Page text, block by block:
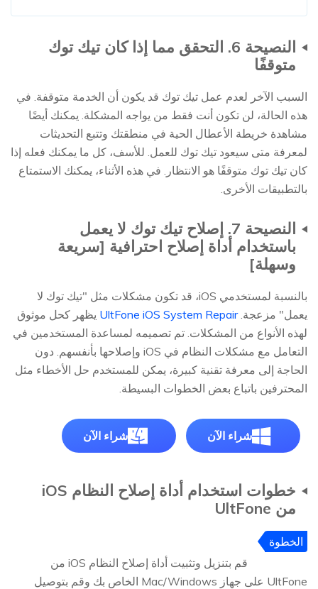
النصيحة 6. التحقق مما إذا كان تيك توك
متوقفًا
السبب الآخر لعدم عمل تيك توك قد يكون أن الخدمة متوقفة. في
هذه الحالة، لن تكون أنت فقط من يواجه المشكلة. يمكنك أيضًا
مشاهدة خريطة الأعطال الحية في منطقتك وتتبع التحديثات
لمعرفة متى سيعود تيك توك للعمل. للأسف، كل ما يمكنك فعله إذا
كان تيك توك متوقفًا هو الانتظار. في هذه الأثناء، يمكنك الاستمتاع
بالتطبيقات الأخرى.
النصيحة 7. إصلاح تيك توك لا يعمل
باستخدام أداة إصلاح احترافية [سريعة
وسهلة]
بالنسبة لمستخدمي iOS، قد تكون مشكلات مثل "تيك توك لا
يعمل" مزعجة.UltFone iOS System Repair يظهر كحل موثوق
لهذه الأنواع من المشكلات. تم تصميمه لمساعدة المستخدمين في
التعامل مع مشكلات النظام في iOS وإصلاحها بأنفسهم. دون
الحاجة إلى معرفة تقنية كبيرة، يمكن للمستخدم حل الأخطاء مثل
المحترفين باتباع بعض الخطوات البسيطة.
شراء الآن شراء الآن
خطوات استخدام أداة إصلاح النظام iOS
من UltFone
الخطوة
قم بتنزيل وتثبيت أداة إصلاح النظام iOS من
UltFone على جهاز Mac/Windows الخاص بك وقم بتوصيل